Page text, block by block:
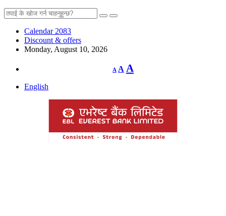
Calendar 2083
Discount & offers
Monday, August 10, 2026
A
Decrease
font
A Reset
font
A
English